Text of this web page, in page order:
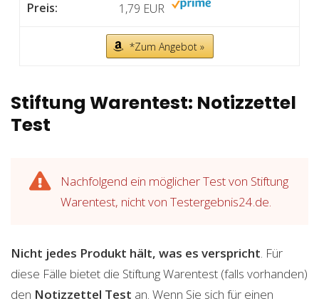
1,79 EUR
*Zum Angebot »
Stiftung Warentest: Notizzettel
Test
Nachfolgend ein möglicher Test von Stiftung
Warentest, nicht von Testergebnis24.de.
Nicht jedes Produkt hält, was es verspricht. Für
diese Fälle bietet die Stiftung Warentest (falls vorhanden)
den Notizzettel Test an. Wenn Sie sich für einen